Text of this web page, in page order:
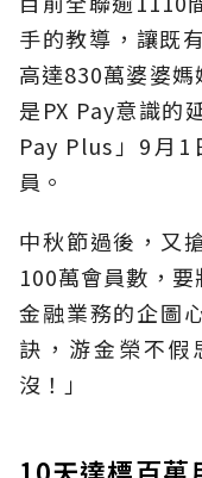
手的教導，讓既
高達830萬婆婆
是PX Pay意識的
Pay Plus」9月
員。
中秋節過後，又
100萬會員數，
金融業務的企圖
訣，游金榮不假
沒！」